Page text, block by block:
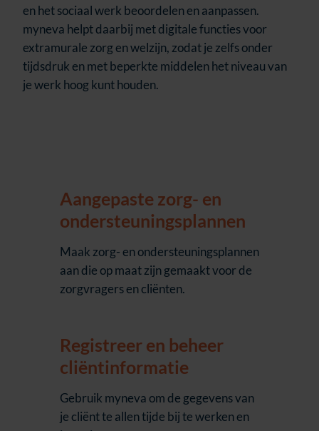
en het sociaal werk beoordelen en aanpassen.
myneva helpt daarbij met digitale functies voor
extramurale zorg en welzijn, zodat je zelfs onder
tijdsdruk en met beperkte middelen het niveau van
je werk hoog kunt houden.
Aangepaste zorg- en
ondersteuningsplannen
Maak zorg- en ondersteuningsplannen
aan die op maat zijn gemaakt voor de
zorgvragers en cliënten.
Registreer en beheer
cliëntinformatie
Gebruik myneva om de gegevens van
je cliënt te allen tijde bij te werken en